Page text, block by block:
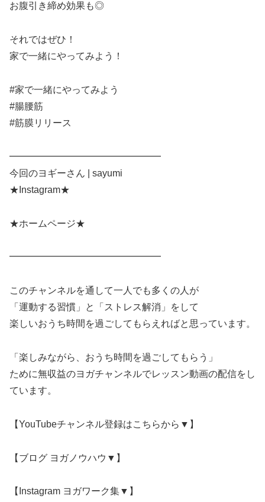
お腹引き締め効果も◎
それではぜひ！
家で一緒にやってみよう！
#家で一緒にやってみよう
#腸腰筋
#筋膜リリース
━━━━━━━━━━━━━━━━
今回のヨギーさん | sayumi
★Instagram★
★ホームページ★
━━━━━━━━━━━━━━━━
このチャンネルを通して一人でも多くの人が
「運動する習慣」と「ストレス解消」をして
楽しいおうち時間を過ごしてもらえればと思っています。
「楽しみながら、おうち時間を過ごしてもらう」
ために無収益のヨガチャンネルでレッスン動画の配信をし
ています。
【YouTubeチャンネル登録はこちらから▼】
【ブログ ヨガノウハウ▼】
【Instagram ヨガワーク集▼】